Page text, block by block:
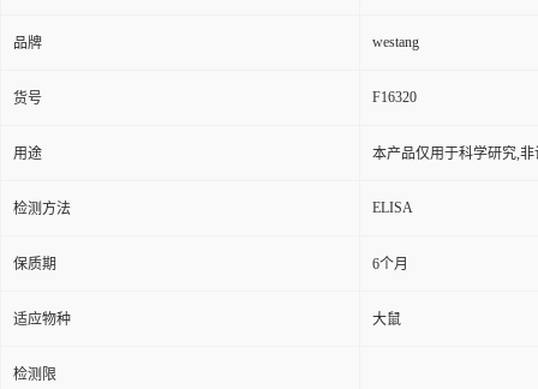
品牌 westang
货号 F16320
用途 本产品仅用于科学研究,
检测方法 ELISA
保质期 6个月
适应物种 大鼠
检测限